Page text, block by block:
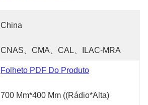
China
CNAS、CMA、CAL、ILAC-MRA
Folheto PDF Do Produto
700 Mm*400 Mm ((Rádio*Alta)